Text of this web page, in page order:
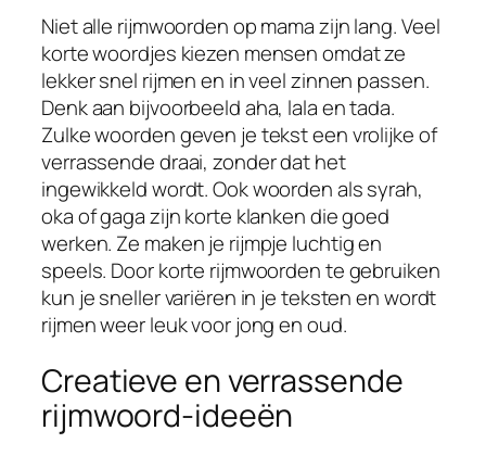
Niet alle rijmwoorden op mama zijn lang. Veel
korte woordjes kiezen mensen omdat ze
lekker snel rijmen en in veel zinnen passen.
Denk aan bijvoorbeeld aha, lala en tada.
Zulke woorden geven je tekst een vrolijke of
verrassende draai, zonder dat het
ingewikkeld wordt. Ook woorden als syrah,
oka of gaga zijn korte klanken die goed
werken. Ze maken je rijmpje luchtig en
speels. Door korte rijmwoorden te gebruiken
kun je sneller variëren in je teksten en wordt
rijmen weer leuk voor jong en oud.
Creatieve en verrassende
rijmwoord-ideeën